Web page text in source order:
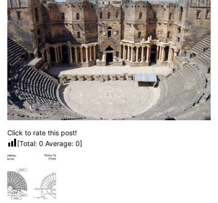
Click to rate this post!
[Total: 0 Average: 0]